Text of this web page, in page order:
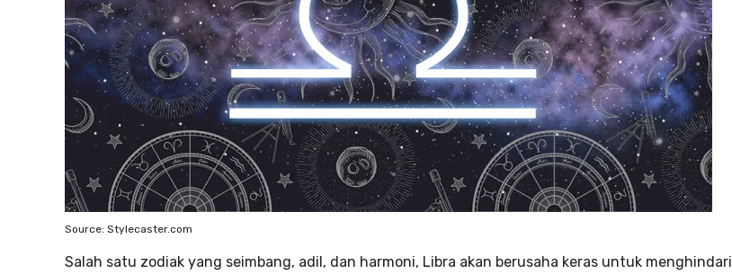
Source: Stylecaster.com
Salah satu zodiak yang seimbang, adil, dan harmoni, Libra akan berusaha keras untuk menghindari